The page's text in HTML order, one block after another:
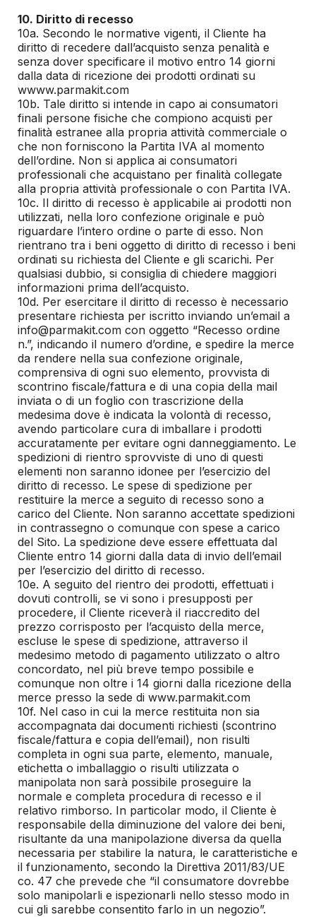
10. Diritto di recesso
10a. Secondo le normative vigenti, il Cliente ha
diritto di recedere dall’acquisto senza penalità e
senza dover specificare il motivo entro 14 giorni
dalla data di ricezione dei prodotti ordinati su
wwww.parmakit.com
10b. Tale diritto si intende in capo ai consumatori
finali persone fisiche che compiono acquisti per
finalità estranee alla propria attività commerciale o
che non forniscono la Partita IVA al momento
dell’ordine. Non si applica ai consumatori
professionali che acquistano per finalità collegate
alla propria attività professionale o con Partita IVA.
10c. Il diritto di recesso è applicabile ai prodotti non
utilizzati, nella loro confezione originale e può
riguardare l’intero ordine o parte di esso. Non
rientrano tra i beni oggetto di diritto di recesso i beni
ordinati su richiesta del Cliente e gli scarichi. Per
qualsiasi dubbio, si consiglia di chiedere maggiori
informazioni prima dell’acquisto.
10d. Per esercitare il diritto di recesso è necessario
presentare richiesta per iscritto inviando un’email a
info@parmakit.com con oggetto “Recesso ordine
n.”, indicando il numero d’ordine, e spedire la merce
da rendere nella sua confezione originale,
comprensiva di ogni suo elemento, provvista di
scontrino fiscale/fattura e di una copia della mail
inviata o di un foglio con trascrizione della
medesima dove è indicata la volontà di recesso,
avendo particolare cura di imballare i prodotti
accuratamente per evitare ogni danneggiamento. Le
spedizioni di rientro sprovviste di uno di questi
elementi non saranno idonee per l’esercizio del
diritto di recesso. Le spese di spedizione per
restituire la merce a seguito di recesso sono a
carico del Cliente. Non saranno accettate spedizioni
in contrassegno o comunque con spese a carico
del Sito. La spedizione deve essere effettuata dal
Cliente entro 14 giorni dalla data di invio dell’email
per l’esercizio del diritto di recesso.
10e. A seguito del rientro dei prodotti, effettuati i
dovuti controlli, se vi sono i presupposti per
procedere, il Cliente riceverà il riaccredito del
prezzo corrisposto per l’acquisto della merce,
escluse le spese di spedizione, attraverso il
medesimo metodo di pagamento utilizzato o altro
concordato, nel più breve tempo possibile e
comunque non oltre i 14 giorni dalla ricezione della
merce presso la sede di www.parmakit.com
10f. Nel caso in cui la merce restituita non sia
accompagnata dai documenti richiesti (scontrino
fiscale/fattura e copia dell’email), non risulti
completa in ogni sua parte, elemento, manuale,
etichetta o imballaggio o risulti utilizzata o
manipolata non sarà possibile proseguire la
normale e completa procedura di recesso e il
relativo rimborso. In particolar modo, il Cliente è
responsabile della diminuzione del valore dei beni,
risultante da una manipolazione diversa da quella
necessaria per stabilire la natura, le caratteristiche e
il funzionamento, secondo la Direttiva 2011/83/UE
co. 47 che prevede che “il consumatore dovrebbe
solo manipolarli e ispezionarli nello stesso modo in
cui gli sarebbe consentito farlo in un negozio”.